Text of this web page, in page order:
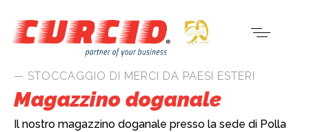
— STOCCAGGIO DI MERCI DA PAESI ESTERI
Magazzino doganale
Il nostro magazzino doganale presso la sede di Polla